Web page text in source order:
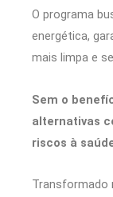
O programa
energética,
mais limpa e
Sem o
alternativas
riscos à
Transformado